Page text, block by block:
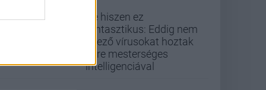
De hiszen ez
fantasztikus: Eddig nem
létező vírusokat hoztak
létre mesterséges
intelligenciával